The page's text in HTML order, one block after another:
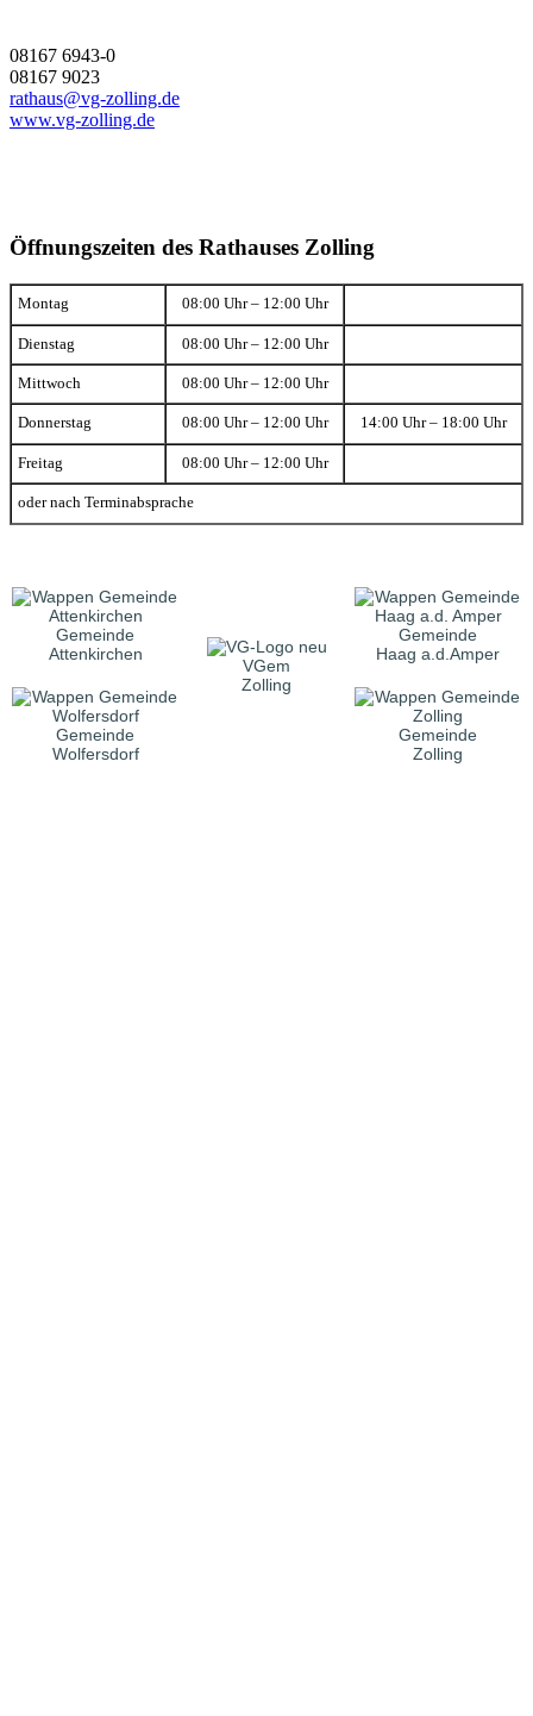
08167 6943-0
08167 9023
rathaus@vg-zolling.de
www.vg-zolling.de
Öffnungszeiten des Rathauses Zolling
Montag 08:00 Uhr – 12:00 Uhr
Dienstag 08:00 Uhr – 12:00 Uhr
Mittwoch 08:00 Uhr – 12:00 Uhr
Donnerstag 08:00 Uhr – 12:00 Uhr 14:00 Uhr – 18:00 Uhr
Freitag 08:00 Uhr – 12:00 Uhr
oder nach Terminabsprache
Gemeinde
Attenkirchen
VGem
Zolling
Gemeinde
Haag a.d.Amper
Gemeinde
Wolfersdorf
Gemeinde
Zolling